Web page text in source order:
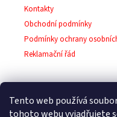
Tento web používá
tohoto webu vyjadřujete
Kontakty
Obchodní podmínky
Podmínky ochrany
Reklamační řád
Facebook